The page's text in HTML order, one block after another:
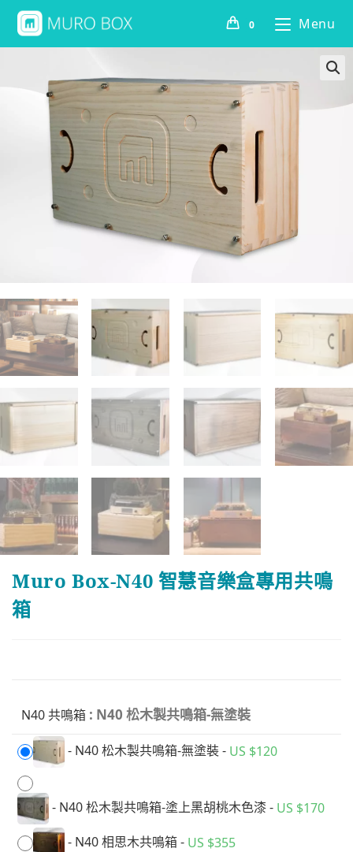
0 Menu
Muro Box-N40 智慧音樂盒專用共鳴
箱
N40 共鳴箱 : N40 松木製共鳴箱-無塗裝
- N40 松木製共鳴箱-無塗裝- US $120
- N40 松木製共鳴箱-塗上黑胡桃木色漆- US $170
- N40 相思木共鳴箱- US $355